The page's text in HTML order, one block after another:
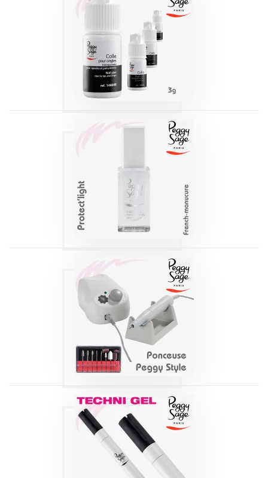
TRANSPARENTE |
PEGGY SAGE 3G
Produits
PEGGY SAGE
Produits
PONCEUSE POUR
ONGLES | PEGGY
STYLE
Produits
STYLO PRIMER |
PEGGY SAGE 3,2
ML
Produits